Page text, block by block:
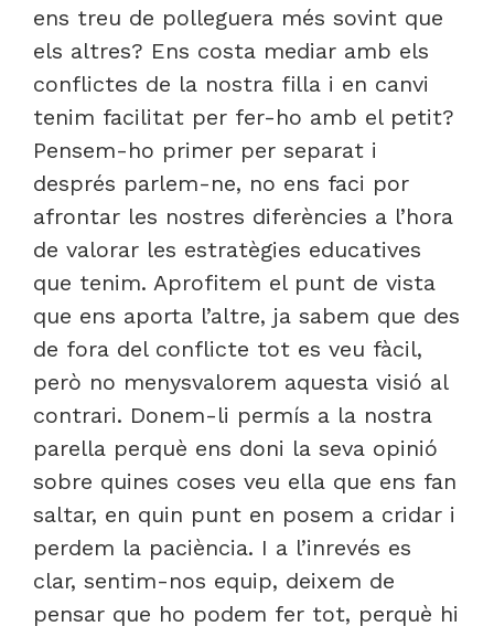
ens treu de polleguera més sovint que
els altres? Ens costa mediar amb els
conflictes de la nostra filla i en canvi
tenim facilitat per fer-ho amb el petit?
Pensem-ho primer per separat i
després parlem-ne, no ens faci por
afrontar les nostres diferències a l’hora
de valorar les estratègies educatives
que tenim. Aprofitem el punt de vista
que ens aporta l’altre, ja sabem que des
de fora del conflicte tot es veu fàcil,
però no menysvalorem aquesta visió al
contrari. Donem-li permís a la nostra
parella perquè ens doni la seva opinió
sobre quines coses veu ella que ens fan
saltar, en quin punt en posem a cridar i
perdem la paciència. I a l’inrevés es
clar, sentim-nos equip, deixem de
pensar que ho podem fer tot, perquè hi